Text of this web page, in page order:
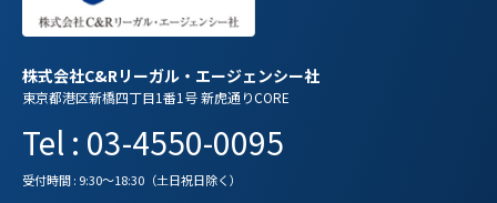
株式会社C&Rリーガル・エージェンシー社
東京都港区新橋四丁目1番1号 新虎通りCORE
Tel : 03-4550-0095
受付時間 : 9:30～18:30（土日祝日除く）